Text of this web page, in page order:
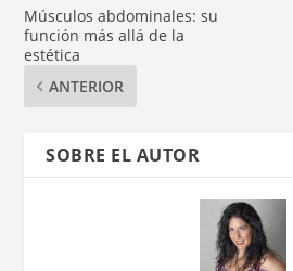
Músculos abdominales: su
función más allá de la
estética
ANTERIOR
SOBRE EL AUTOR